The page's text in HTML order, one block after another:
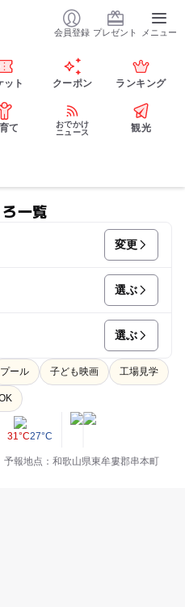
会員登録 プレゼント メニュー
ット クーポン ランキング
て
おでかけ
ニュース
観光
一覧
変更
選ぶ
選ぶ
プール 子ども映画 工場見学
31°C27°C
予報地点：和歌山県東牟婁郡串本町